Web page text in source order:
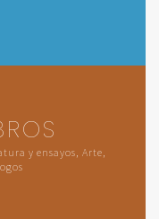
y ensayos, Arte,